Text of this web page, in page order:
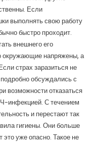
Если
выполнять свою работу
быстро проходит.
внешнего его
окружающие напряжены, а
страх заразиться не
обсуждались с
возможности отказаться
инфекцией. С течением
и перестают так
гигиены. Они больше
уже опасно. Такое не